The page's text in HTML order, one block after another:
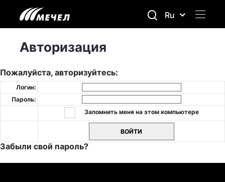
Ru
Авторизация
Пожалуйста, авторизуйтесь:
Логин:
Пароль:
Запомнить меня на этом компьютере
Забыли свой пароль?